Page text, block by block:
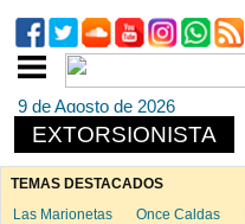
9 de Agosto de 2026
EXTORSIONISTA
TEMAS DESTACADOS
Las Marionetas
Once Caldas